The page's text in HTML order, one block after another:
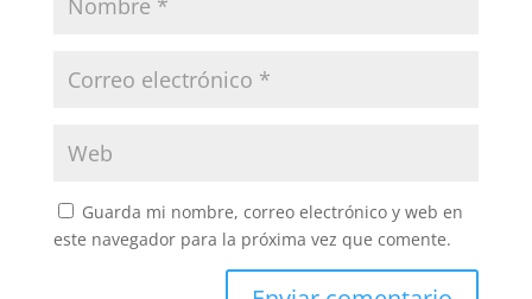
Guarda mi nombre, correo electrónico y web en
este navegador para la próxima vez que comente.